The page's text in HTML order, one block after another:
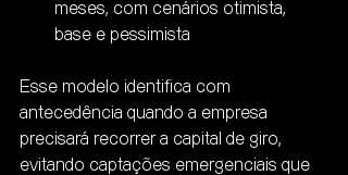
meses, com cenários otimista,
base e pessimista
Esse modelo identifica com
antecedência quando a empresa
precisará recorrer a capital de giro,
evitando captações emergenciais que